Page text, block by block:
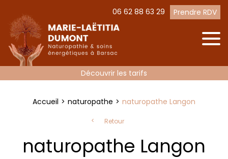
06 62 88 63 29 Prendre RDV
Découvrir les tarifs
Accueil naturopathe naturopathe Langon
Retour
naturopathe Langon